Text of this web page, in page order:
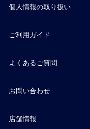
個人情報の取り扱い
ご利用ガイド
よくあるご質問
お問い合わせ
店舗情報